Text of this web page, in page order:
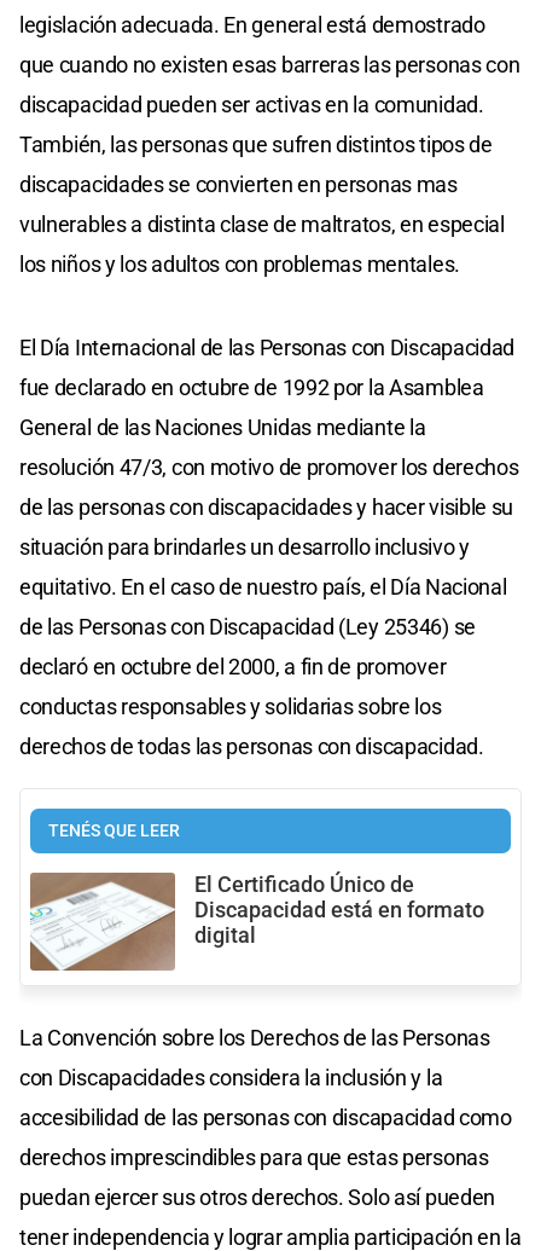
legislación adecuada. En general está demostrado
que cuando no existen esas barreras las personas con
discapacidad pueden ser activas en la comunidad.
También, las personas que sufren distintos tipos de
discapacidades se convierten en personas mas
vulnerables a distinta clase de maltratos, en especial
los niños y los adultos con problemas mentales.
El Día Internacional de las Personas con Discapacidad
fue declarado en octubre de 1992 por la Asamblea
General de las Naciones Unidas mediante la
resolución 47/3, con motivo de promover los derechos
de las personas con discapacidades y hacer visible su
situación para brindarles un desarrollo inclusivo y
equitativo. En el caso de nuestro país, el Día Nacional
de las Personas con Discapacidad (Ley 25346) se
declaró en octubre del 2000, a fin de promover
conductas responsables y solidarias sobre los
derechos de todas las personas con discapacidad.
TENÉS QUE LEER
El Certificado Único de
Discapacidad está en formato
digital
La Convención sobre los Derechos de las Personas
con Discapacidades considera la inclusión y la
accesibilidad de las personas con discapacidad como
derechos imprescindibles para que estas personas
puedan ejercer sus otros derechos. Solo así pueden
tener independencia y lograr amplia participación en la